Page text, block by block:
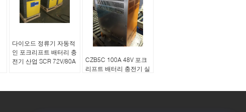
다이오드 정류기 자동적
인 포크리프트 배터리 충
전기 산업 SCR 72V/80A
CZB5C 100A 48V 포크
리프트 배터리 충전기 실